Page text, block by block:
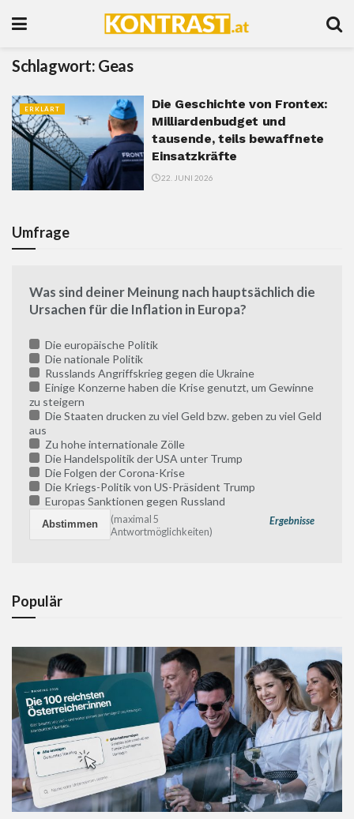
Schlagwort: Geas
ERKLÄRT
Die Geschichte von Frontex:
Milliardenbudget und
tausende, teils bewaffnete
Einsatzkräfte
22. JUNI 2026
Umfrage
Was sind deiner Meinung nach hauptsächlich die
Ursachen für die Inflation in Europa?
Die europäische Politik
Die nationale Politik
Russlands Angriffskrieg gegen die Ukraine
Einige Konzerne haben die Krise genutzt, um Gewinne
zu steigern
Die Staaten drucken zu viel Geld bzw. geben zu viel Geld
aus
Zu hohe internationale Zölle
Die Handelspolitik der USA unter Trump
Die Folgen der Corona-Krise
Die Kriegs-Politik von US-Präsident Trump
Europas Sanktionen gegen Russland
Ergebnisse
(maximal 5
Antwortmöglichkeiten)
Populär